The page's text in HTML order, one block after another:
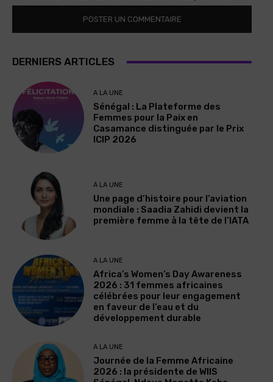
DERNIERS ARTICLES
A LA UNE
Sénégal : La Plateforme des
Femmes pour la Paix en
Casamance distinguée par le Prix
ICIP 2026
A LA UNE
Une page d’histoire pour l’aviation
mondiale : Saadia Zahidi devient la
première femme à la tête de l’IATA
A LA UNE
Africa’s Women’s Day Awareness
2026 : 31 femmes africaines
célébrées pour leur engagement
en faveur de l’eau et du
développement durable
A LA UNE
Journée de la Femme Africaine
2026 : la présidente de WIIS